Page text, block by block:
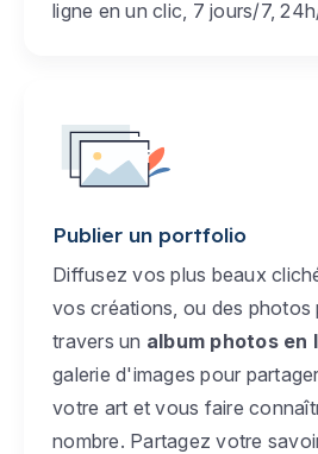
ligne en un clic, 7 jours/7,
Publier un portfolio
Diffusez vos plus beaux
vos créations, ou des photos
travers un album photos en
galerie d'images pour
votre art et vous faire
nombre. Partagez votre